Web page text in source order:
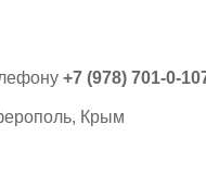
+7 (978) 701-0-